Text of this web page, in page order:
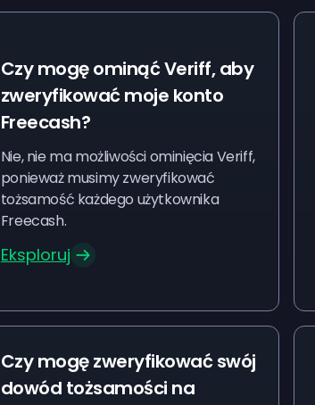
Czy mogę ominąć Veriff, aby
zweryfikować moje konto
Freecash?
Nie, nie ma możliwości ominięcia Veriff,
ponieważ musimy zweryfikować
tożsamość każdego użytkownika
Freecash.
Eksploruj
Czy mogę zweryfikować swój
dowód tożsamości na